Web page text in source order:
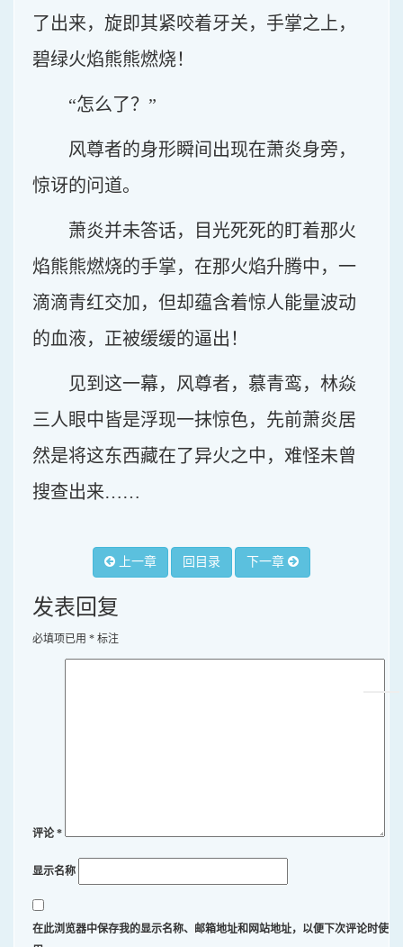
了出来，旋即其紧咬着牙关，手掌之上，
碧绿火焰熊熊燃烧！
“怎么了？”
风尊者的身形瞬间出现在萧炎身旁，
惊讶的问道。
萧炎并未答话，目光死死的盯着那火
焰熊熊燃烧的手掌，在那火焰升腾中，一
滴滴青红交加，但却蕴含着惊人能量波动
的血液，正被缓缓的逼出！
见到这一幕，风尊者，慕青鸾，林焱
三人眼中皆是浮现一抹惊色，先前萧炎居
然是将这东西藏在了异火之中，难怪未曾
搜查出来……
上一章 回目录 下一章
发表回复
必填项已用 * 标注
评论*
显示名称
在此浏览器中保存我的显示名称、邮箱地址和网站地址，以便下次评论时使